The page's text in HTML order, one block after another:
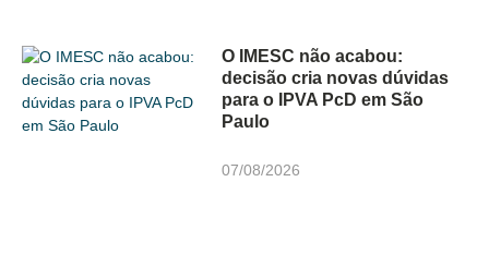
O IMESC não acabou:
decisão cria novas dúvidas
para o IPVA PcD em São
Paulo
07/08/2026